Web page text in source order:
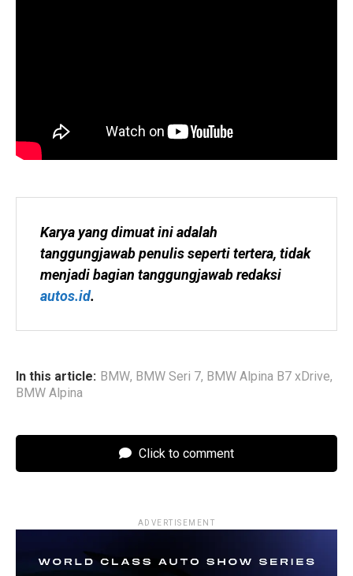
Karya yang dimuat ini adalah
tanggungjawab penulis seperti tertera, tidak
autos.id.
In this article: BMW, BMW Seri 7, BMW Alpina B7 xDrive,
BMW Alpina
Click to comment
ADVERTISEMENT